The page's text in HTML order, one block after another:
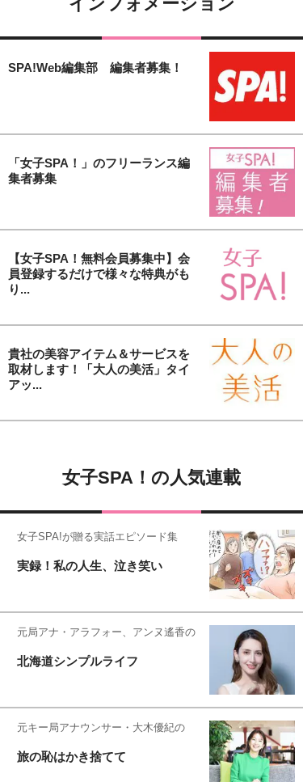
SPA!Web編集部 編集者募集！
「女子SPA！」のフリーランス編
集者募集
【女子SPA！無料会員募集中】会
員登録するだけで様々な特典がも
り...
貴社の美容アイテム＆サービスを
取材します！「大人の美活」タイ
アッ...
女子SPA！の人気連載
女子SPA!が贈る実話エピソード集
実録！私の人生、泣き笑い
元局アナ・アラフォー、アンヌ遙香の
北海道シンプルライフ
元キー局アナウンサー・大木優紀の
旅の恥はかき捨てて